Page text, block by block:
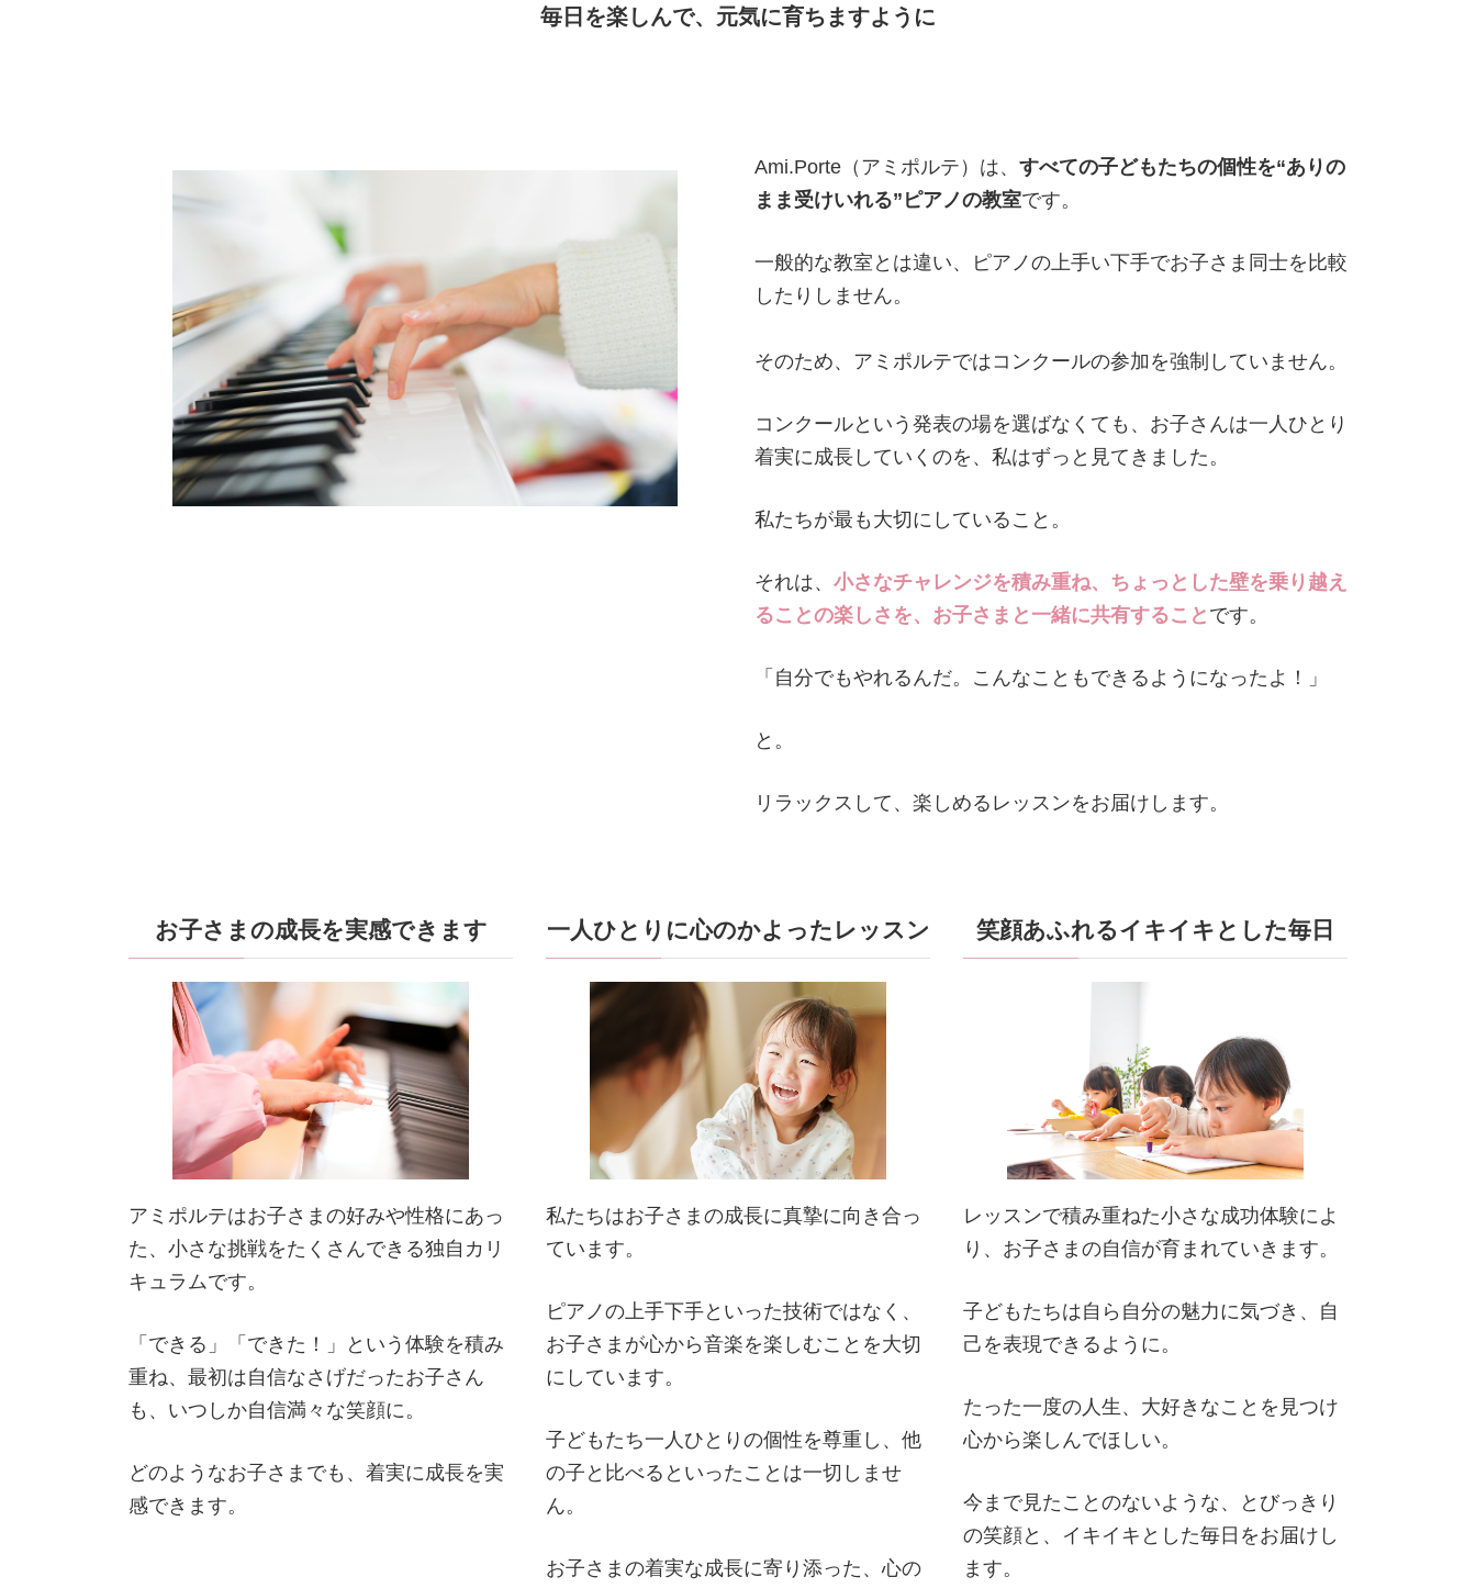
毎日を楽しんで、元気に育ちますように
Ami.Porte（アミポルテ）は、 すべての子どもたちの個性を“ありの
まま受けいれる”ピアノの教室です。
一般的な教室とは違い、ピアノの上手い下手でお子さま同士を比較
したりしません。
そのため、アミポルテではコンクールの参加を強制していません。
コンクールという発表の場を選ばなくても、お子さんは一人ひとり
着実に成長していくのを、私はずっと見てきました。
私たちが最も大切にしていること。
それは、 小さなチャレンジを積み重ね、ちょっとした壁を乗り越え
ることの楽しさを、お子さまと一緒に共有すること です。
「自分でもやれるんだ。こんなこともできるようになったよ！」
と。
リラックスして、楽しめるレッスンをお届けします。
お子さまの成長を実感できます
アミポルテはお子さまの好みや性格にあっ
た、小さな挑戦をたくさんできる独自カリ
キュラムです。
「できる」「できた！」という体験を積み
重ね、最初は自信なさげだったお子さん
も、いつしか自信満々な笑顔に。
どのようなお子さまでも、着実に成長を実
感できます。
一人ひとりに心のかよったレッスン
私たちはお子さまの成長に真摯に向き合っ
ています。
ピアノの上手下手といった技術ではなく、
お子さまが心から音楽を楽しむことを大切
にしています。
子どもたち一人ひとりの個性を尊重し、他
の子と比べるといったことは一切しませ
ん。
お子さまの着実な成長に寄り添った、心の
笑顔あふれるイキイキとした毎日
レッスンで積み重ねた小さな成功体験によ
り、お子さまの自信が育まれていきます。
子どもたちは自ら自分の魅力に気づき、自
己を表現できるように。
たった一度の人生、大好きなことを見つけ
心から楽しんでほしい。
今まで見たことのないような、とびっきり
の笑顔と、イキイキとした毎日をお届けし
ます。